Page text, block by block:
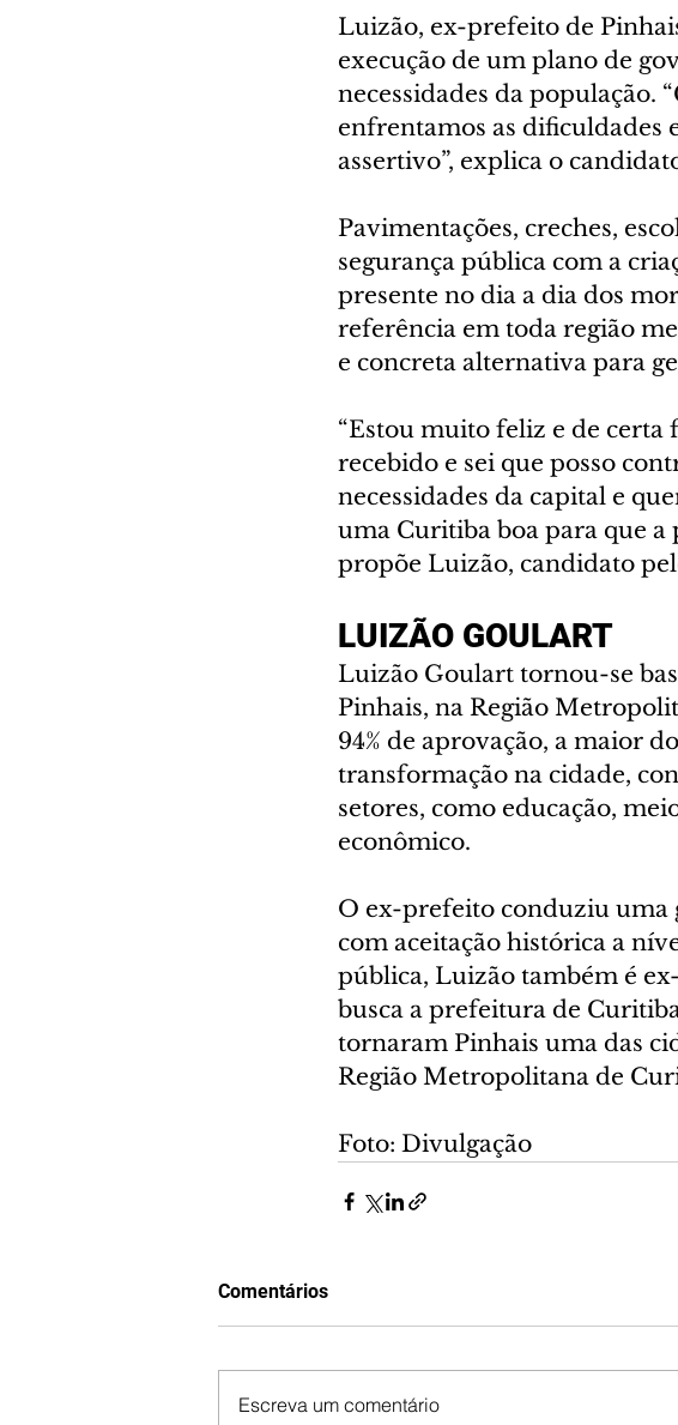
Luizão, ex-prefeito de
execução de um plano de
necessidades da população.
enfrentamos as dificuldades
assertivo”, explica o
Pavimentações, creches,
segurança pública com a
presente no dia a dia dos
referência em toda região
e concreta alternativa para
“Estou muito feliz e de
recebido e sei que posso
necessidades da capital e
uma Curitiba boa para que a
propõe Luizão, candidato
LUIZÃO GOULART
Luizão Goulart tornou-se
Pinhais, na Região
94% de aprovação, a maior
transformação na cidade,
setores, como educação,
econômico.
O ex-prefeito conduziu uma
com aceitação histórica a
pública, Luizão também é
busca a prefeitura de
tornaram Pinhais uma das
Região Metropolitana de
Foto: Divulgação
Comentários
Escreva um comentário